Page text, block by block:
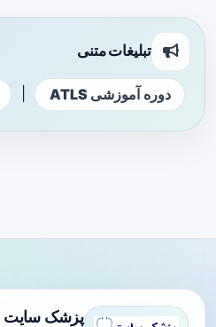
تبلیغات متنی
دوره آموزشی ATLS
پزشک سایت